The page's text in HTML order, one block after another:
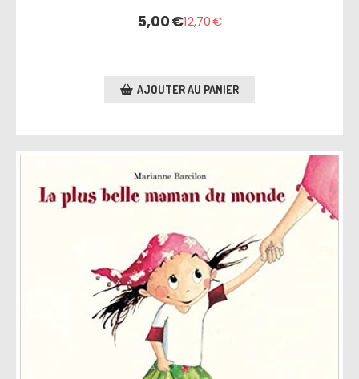
5,00€12,70€
AJOUTER AU PANIER